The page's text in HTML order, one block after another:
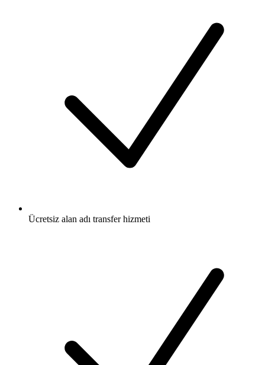
Ücretsiz alan adı transfer hizmeti